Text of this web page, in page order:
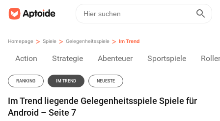
Homepage > Spiele > Gelegenheitsspiele > Im Trend
Action Strategie Abenteuer Sportspiele
RANKING IM TREND NEUESTE
Im Trend liegende Gelegenheitsspiele Spiele für
Android – Seite 7